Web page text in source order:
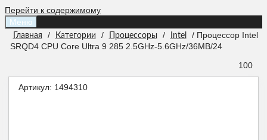
Перейти к содержимому
Меню
Главная / Категории / Процессоры / Intel
/ Процессор Intel
SRQD4 CPU Core Ultra 9 285 2.5GHz-5.6GHz/36MB/24
100
Артикул: 1494310